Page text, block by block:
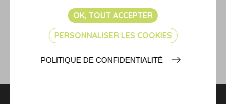
Résidence secondaire = taxe d'habitation ?© Copyright WebLex
RETOUR
OK, TOUT ACCEPTER
PERSONNALISER LES COOKIES
POLITIQUE DE CONFIDENTIALITÉ